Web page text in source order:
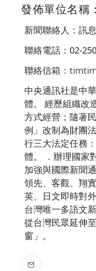
發佈單位名稱
新聞聯絡人：訊
聯絡電話：02-
聯絡信箱：
中央通訊社是中
體。 經歷組織改
方式經營；隨著
例」改制為財團
行三大法定任務
體。 ．辦理國家
加強與國際新聞
領先、客觀、翔
英、日文即時對
台灣唯一多語文
從台灣民眾延伸
窗」。